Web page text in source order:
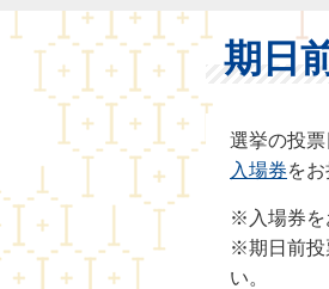
期日
選挙の投
入場券を
※入場券を
※期日前投
い。